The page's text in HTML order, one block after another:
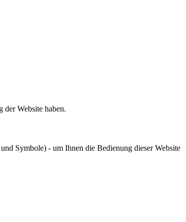
Website haben.
Symbole) - um Ihnen die Bedienung dieser Website